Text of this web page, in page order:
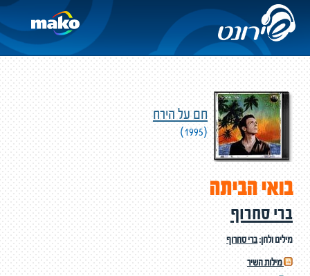
חם על הירח
(1995)
בואי הביתה
ברי סחרוף
מילים ולחן:ברי סחרוף
מילות השיר